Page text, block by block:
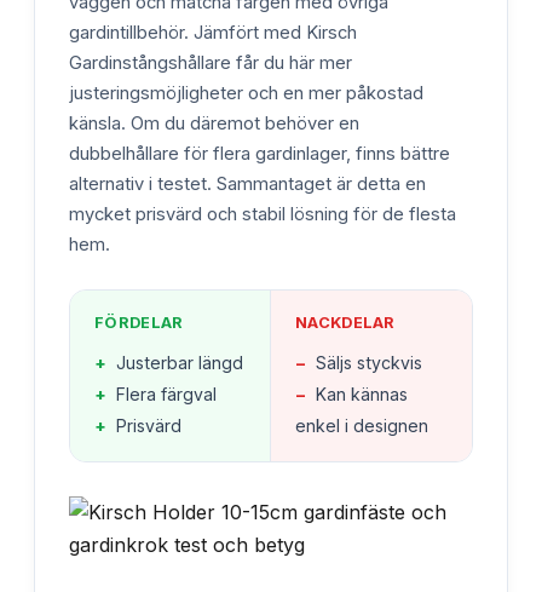
gardintillbehör. Jämfört med Kirsch
Gardinstångshållare får du här mer
justeringsmöjligheter och en mer påkostad
känsla. Om du däremot behöver en
dubbelhållare för flera gardinlager, finns bättre
alternativ i testet. Sammantaget är detta en
mycket prisvärd och stabil lösning för de flesta
hem.
FÖRDELAR
+ Justerbar längd
+ Flera färgval
+ Prisvärd
NACKDELAR
− Säljs styckvis
− Kan kännas
enkel i designen